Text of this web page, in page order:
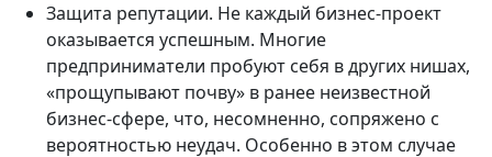
Защита репутации. Не каждый бизнес-проект
оказывается успешным. Многие
предприниматели пробуют себя в других нишах,
«прощупывают почву» в ранее неизвестной
бизнес-сфере, что, несомненно, сопряжено с
вероятностью неудач. Особенно в этом случае